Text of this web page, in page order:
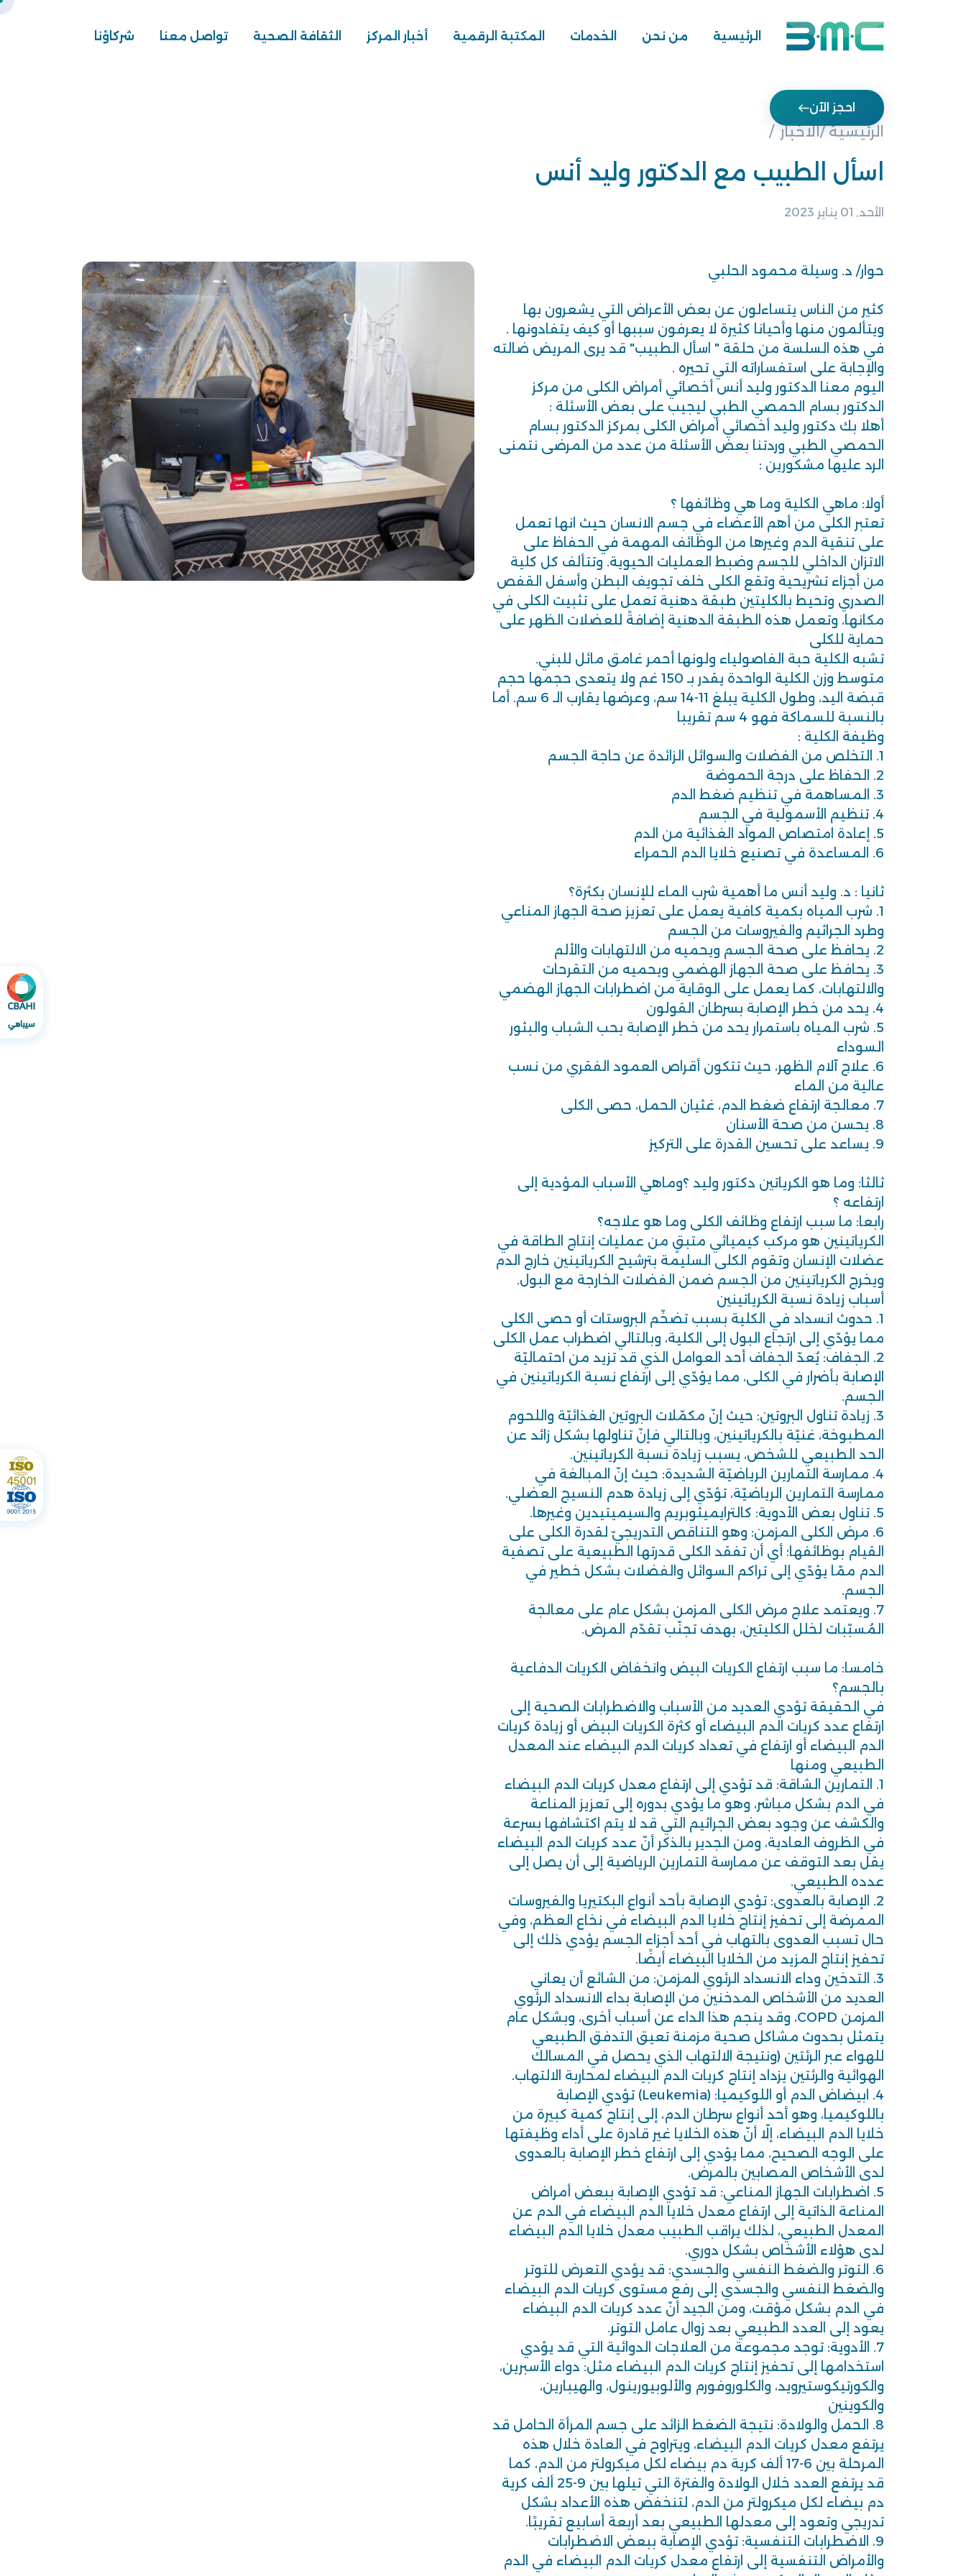
الرئيسية من نحن الخدمات المكتبة الرقمية أخبار المركز الثقافة الصحية تواصل معنا شركاؤنا
احجز الآن
الرئيسية /الاخبار
اسأل الطبيب مع الدكتور وليد أنس
الأحد, 01 يناير 2023
حوار/ د. وسيلة محمود الحلبي
كثير من الناس يتساءلون عن بعض الأعراض التي يشعرون بها
ويتألمون منها وأحيانا كثيرة لا يعرفون سببها أو كيف يتفادونها .
في هذه السلسة من حلقة " اسأل الطبيب" قد يرى المريض ضالته
والإجابة على استفساراته التي تحيره .
اليوم معنا الدكتور وليد أنس أخصائي أمراض الكلى من مركز
الدكتور بسام الحمصي الطبي ليجيب على بعض الأسئلة :
أهلا بك دكتور وليد أخصائي أمراض الكلى بمركز الدكتور بسام
الحمصي الطبي وردتنا بعض الأسئلة من عدد من المرضى نتمنى
الرد عليها مشكورين :
أولا: ماهي الكلية وما هي وظائفها ؟
تعتبر الكلى من أهم الأعضاء في جسم الانسان حيث انها تعمل
على تنقية الدم وغيرها من الوظائف المهمة في الحفاظ على
الاتزان الداخلي للجسم وضبط العمليات الحيوية. وتتألف كل كلية
من أجزاء تشريحية وتقع الكلى خلف تجويف البطن وأسفل القفص
الصدري وتحيط بالكليتين طبقة دهنية تعمل على تثبيت الكلى في
مكانها، وتعمل هذه الطبقة الدهنية إضافةً للعضلات الظهر على
حماية للكلى
تشبه الكلية حبة الفاصولياء ولونها أحمر غامق مائل للبني.
متوسط وزن الكلية الواحدة يقدر بـ 150 غم ولا يتعدى حجمها حجم
قبضة اليد، وطول الكلية يبلغ 11-14 سم، وعرضها يقارب الـ 6 سم. أما
بالنسبة للسماكة فهو 4 سم تقريبا
وظيفة الكلية :
1. التخلص من الفضلات والسوائل الزائدة عن حاجة الجسم
2. الحفاظ على درجة الحموضة
3. المساهمة في تنظيم ضغط الدم
4. تنظيم الأسمولية في الجسم
5. إعادة امتصاص المواد الغذائية من الدم
6. المساعدة في تصنيع خلايا الدم الحمراء
ثانيا : د. وليد أنس ما أهمية شرب الماء للإنسان بكثرة؟
1. شرب المياه بكمية كافية يعمل على تعزيز صحة الجهاز المناعي
وطرد الجراثيم والفيروسات من الجسم
2. يحافظ على صحة الجسم ويحميه من الالتهابات والألم
3. يحافظ على صحة الجهاز الهضمي ويحميه من التقرحات
والالتهابات، كما يعمل على الوقاية من اضطرابات الجهاز الهضمي
4. يحد من خطر الإصابة بسرطان القولون
5. شرب المياه باستمرار يحد من خطر الإصابة بحب الشباب والبثور
السوداء
6. علاج آلام الظهر، حيث تتكون أقراص العمود الفقري من نسب
عالية من الماء
7. معالجة ارتفاع ضغط الدم، غثيان الحمل، حصى الكلى
8. يحسن من صحة الأسنان
9. يساعد على تحسين القدرة على التركيز
ثالثا: وما هو الكرياتين دكتور وليد ؟وماهي الأسباب المؤدية إلى
ارتفاعه ؟
رابعا: ما سبب ارتفاع وظائف الكلى وما هو علاجه؟
الكرياتينين هو مركب كيميائي متبقٍ من عمليات إنتاج الطاقة في
عضلات الإنسان وتقوم الكلى السليمة بترشيح الكرياتينين خارج الدم
ويخرج الكرياتينين من الجسم ضمن الفضلات الخارجة مع البول.
أسباب زيادة نسبة الكرياتينين
1. حدوث انسداد في الكلية بسبب تضخّم البروستات أو حصى الكلى
مما يؤدّي إلى ارتجاع البول إلى الكلية، وبالتالي اضطراب عمل الكلى
2. الجفاف: يُعدّ الجفاف أحد العوامل الذي قد تزيد من احتماليّة
الإصابة بأضرار في الكلى، مما يؤدّي إلى ارتفاع نسبة الكرياتينين في
الجسم.
3. زيادة تناول البروتين: حيث إنّ مكمّلات البروتين الغذائيّة واللحوم
المطبوخة، غنيّة بالكرياتينين، وبالتالي فإنّ تناولها بشكل زائد عن
الحد الطبيعي للشخص، يسبب زيادة نسبة الكرياتينين.
4. ممارسة التمارين الرياضيّة الشديدة: حيث إنّ المبالغة في
ممارسة التمارين الرياضيّة، تؤدّي إلى زيادة هدم النسيج العضلي.
5. تناول بعض الأدوية: كالترايميثوبريم والسيميتيدين وغيرها.
6. مرض الكلى المزمن: وهو التناقص التدريجيّ لقدرة الكلى على
القيام بوظائفها؛ أي أن تفقد الكلى قدرتها الطبيعية على تصفية
الدم ممّا يؤدّي إلى تراكم السوائل والفضلات بشكل خطير في
الجسم.
7. ويعتمد علاج مرض الكلى المزمن بشكل عام على معالجة
المُسبّبات لخلل الكليتين، بهدف تجنّب تقدّم المرض.
خامسا: ما سبب ارتفاع الكريات البيض وانخفاض الكريات الدفاعية
بالجسم؟
في الحقيقة تؤدي العديد من الأسباب والاضطرابات الصحية إلى
ارتفاع عدد كريات الدم البيضاء أو كثرة الكريات البيض أو زيادة كريات
الدم البيضاء أو ارتفاع في تعداد كريات الدم البيضاء عند المعدل
الطبيعي ومنها
1. التمارين الشاقة: قد تؤدي إلى ارتفاع معدل كريات الدم البيضاء
في الدم بشكل مباشر، وهو ما يؤدي بدوره إلى تعزيز المناعة
والكشف عن وجود بعض الجراثيم التي قد لا يتم اكتشافها بسرعة
في الظروف العادية، ومن الجدير بالذكر أنّ عدد كريات الدم البيضاء
يقل بعد التوقف عن ممارسة التمارين الرياضية إلى أن يصل إلى
عدده الطبيعي.
2. الإصابة بالعدوى: تؤدي الإصابة بأحد أنواع البكتيريا والفيروسات
الممرضة إلى تحفيز إنتاج خلايا الدم البيضاء في نخاع العظم، وفي
حال تسبب العدوى بالتهاب في أحد أجزاء الجسم يؤدي ذلك إلى
تحفيز إنتاج المزيد من الخلايا البيضاء أيضًا.
3. التدخين وداء الانسداد الرئوي المزمن: من الشائع أن يعاني
العديد من الأشخاص المدخنين من الإصابة بداء الانسداد الرئوي
المزمن COPD، وقد ينجم هذا الداء عن أسباب أخرى، وبشكل عام
يتمثل بحدوث مشاكل صحية مزمنة تعيق التدفق الطبيعي
للهواء عبر الرئتين (ونتيجة الالتهاب الذي يحصل في المسالك
الهوائية والرئتين يزداد إنتاج كريات الدم البيضاء لمحاربة الالتهاب.
4. ابيضاض الدم أو اللوكيميا: (Leukemia) تؤدي الإصابة
باللوكيميا، وهو أحد أنواع سرطان الدم، إلى إنتاج كمية كبيرة من
خلايا الدم البيضاء، إلّا أنّ هذه الخلايا غير قادرة على أداء وظيفتها
على الوجه الصحيح، مما يؤدي إلى ارتفاع خطر الإصابة بالعدوى
لدى الأشخاص المصابين بالمرض.
5. اضطرابات الجهاز المناعي: قد تؤدي الإصابة ببعض أمراض
المناعة الذاتية إلى ارتفاع معدل خلايا الدم البيضاء في الدم عن
المعدل الطبيعي، لذلك يراقب الطبيب معدل خلايا الدم البيضاء
لدى هؤلاء الأشخاص بشكل دوري.
6. التوتر والضغط النفسي والجسدي: قد يؤدي التعرض للتوتر
والضغط النفسي والجسدي إلى رفع مستوى كريات الدم البيضاء
في الدم بشكل مؤقت، ومن الجيد أنّ عدد كريات الدم البيضاء
يعود إلى العدد الطبيعي بعد زوال عامل التوتر.
7. الأدوية: توجد مجموعة من العلاجات الدوائية التي قد يؤدي
استخدامها إلى تحفيز إنتاج كريات الدم البيضاء مثل: دواء الأسبرين،
والكورتيكوستيرويد، والكلوروفورم والألوبيورينول، والهيبارين،
والكوينين
8. الحمل والولادة: نتيجة الضغط الزائد على جسم المرأة الحامل قد
يرتفع معدل كريات الدم البيضاء، ويتراوح في العادة خلال هذه
المرحلة بين 6-17 ألف كرية دم بيضاء لكل ميكرولتر من الدم، كما
قد يرتفع العدد خلال الولادة والفترة التي تيلها بين 9-25 ألف كرية
دم بيضاء لكل ميكرولتر من الدم، لتنخفض هذه الأعداد بشكل
تدريجي وتعود إلى معدلها الطبيعي بعد أربعة أسابيع تقريبًا.
9. الاضطرابات التنفسية: تؤدي الإصابة ببعض الاضطرابات
والأمراض التنفسية إلى ارتفاع معدل كريات الدم البيضاء في الدم